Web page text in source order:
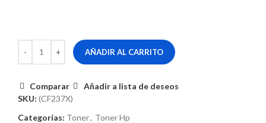
AÑADIR AL CARRITO
Comparar
Añadir a lista de deseos
SKU: (CF237X)
Categorías: Toner, Toner Hp